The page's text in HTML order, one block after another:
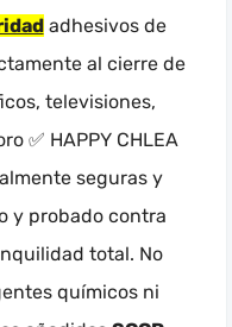
adhesivos de
al cierre de
televisiones,
✅ HAPPY CHLEA
seguras y
y probado contra
total. No
químicos ni